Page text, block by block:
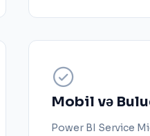
Mobil və
Power BI Service